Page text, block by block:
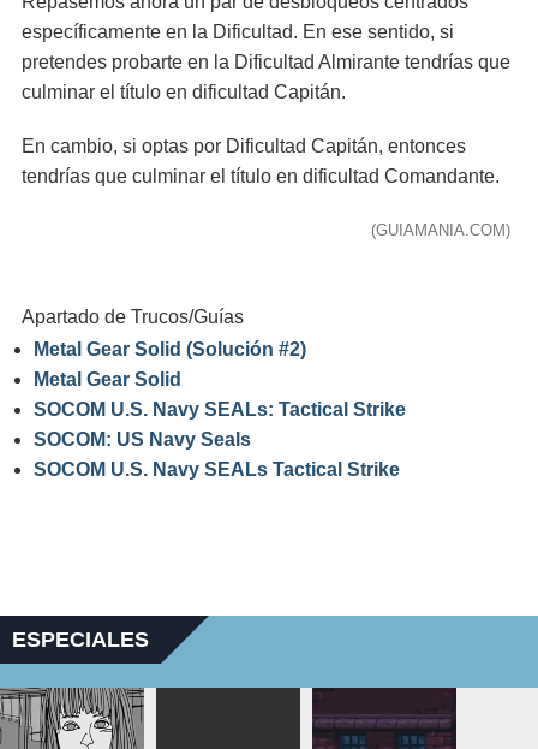
específicamente en la Dificultad. En ese sentido, si
pretendes probarte en la Dificultad Almirante tendrías que
culminar el título en dificultad Capitán.
En cambio, si optas por Dificultad Capitán, entonces
tendrías que culminar el título en dificultad Comandante.
(GUIAMANIA.COM)
Apartado de Trucos/Guías
Metal Gear Solid (Solución #2)
Metal Gear Solid
SOCOM U.S. Navy SEALs: Tactical Strike
SOCOM: US Navy Seals
SOCOM U.S. Navy SEALs Tactical Strike
ESPECIALES